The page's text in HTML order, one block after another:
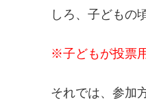
しろ、子どもの
※子どもが投票
それでは、参加